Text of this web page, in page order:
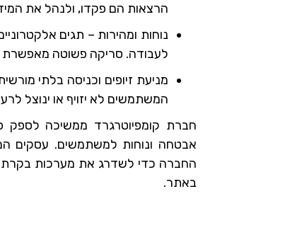
הרצאות הם פקדו, ולנהל את
נוחות ומהירות – תגים
לעבודה. סריקה פשוטה מאפשרת
מניעת זיופים וכניסה בלתי
המשתמשים לא יזויף או ינוצל
חברת קומפיוטרגרד ממשיכה
אבטחה ונוחות למשתמשים. עסקים
החברה כדי לשדרג את מערכות בקרת
באתר.